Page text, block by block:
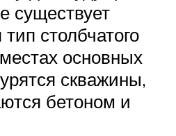
существует
столбчатого
основных
скважины,
бетоном и